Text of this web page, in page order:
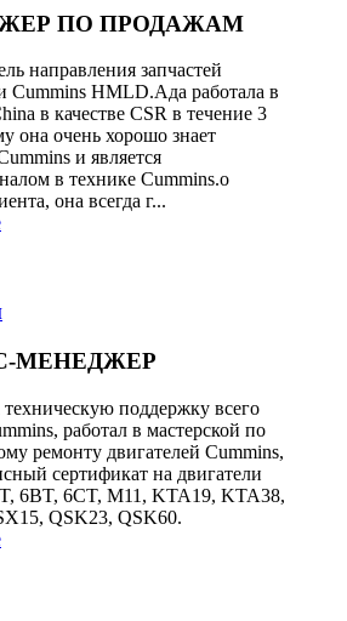
ПО ПРОДАЖАМ
направления запчастей
Cummins HMLD.Ада работала в
в качестве CSR в течение 3
она очень хорошо знает
и является
в технике Cummins.о
она всегда г...
МЕНЕДЖЕР
техническую поддержку всего
работал в мастерской по
ремонту двигателей Cummins,
сертификат на двигатели
6BT, 6CT, M11, KTA19, KTA38,
QSK23, QSK60.